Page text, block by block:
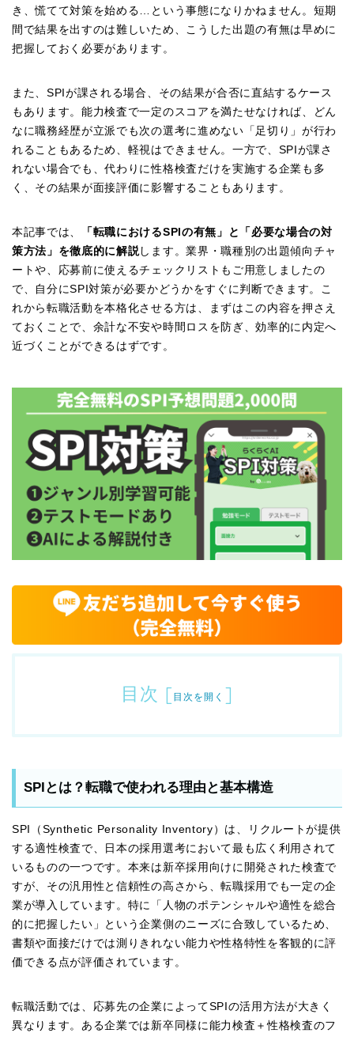
き、慌てて対策を始める…という事態になりかねません。短期
間で結果を出すのは難しいため、こうした出題の有無は早めに
把握しておく必要があります。
また、SPIが課される場合、その結果が合否に直結するケース
もあります。能力検査で一定のスコアを満たせなければ、どん
なに職務経歴が立派でも次の選考に進めない「足切り」が行わ
れることもあるため、軽視はできません。一方で、SPIが課さ
れない場合でも、代わりに性格検査だけを実施する企業も多
く、その結果が面接評価に影響することもあります。
本記事では、
「転職におけるSPIの有無」と「必要な場合の対
策方法」を徹底的に解説します。業界・職種別の出題傾向チャ
ートや、応募前に使えるチェックリストもご用意しましたの
で、自分にSPI対策が必要かどうかをすぐに判断できます。こ
れから転職活動を本格化させる方は、まずはこの内容を押さえ
ておくことで、余計な不安や時間ロスを防ぎ、効率的に内定へ
近づくことができるはずです。
目次 [ 目次を開く ]
SPIとは？転職で使われる理由と基本構造
SPI（Synthetic Personality Inventory）は、リクルートが提供
する適性検査で、日本の採用選考において最も広く利用されて
いるものの一つです。本来は新卒採用向けに開発された検査で
すが、その汎用性と信頼性の高さから、転職採用でも一定の企
業が導入しています。特に「人物のポテンシャルや適性を総合
的に把握したい」という企業側のニーズに合致しているため、
書類や面接だけでは測りきれない能力や性格特性を客観的に評
価できる点が評価されています。
転職活動では、応募先の企業によってSPIの活用方法が大きく
異なります。ある企業では新卒同様に能力検査＋性格検査のフ